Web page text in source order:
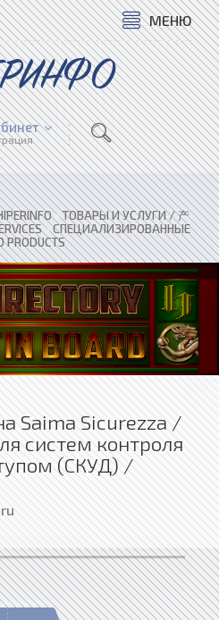
МЕНЮ
»ТОВАРЫ И УСЛУГИ / 产
»СПЕЦИАЛИЗИРОВАННЫЕ
Saima Sicurezza /
систем контроля
(СКУД) /